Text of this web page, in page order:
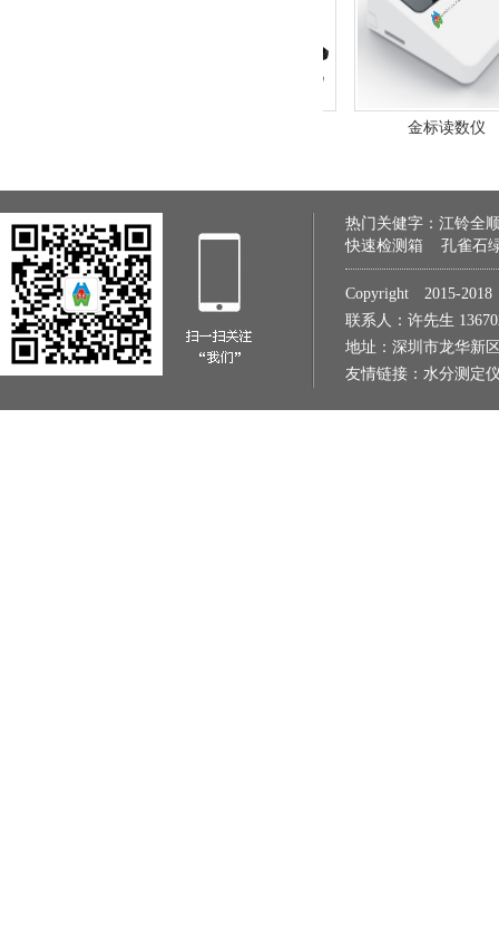
金标读数仪
热门关健字： 江铃全
快速检测箱
孔雀石
Copyright 2015-
联系人：许先生
地址：深圳市龙华新
友情链接： 水分测定